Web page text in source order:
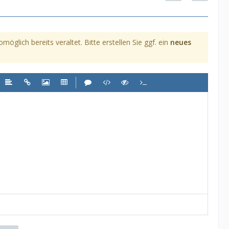
bereits veraltet. Bitte erstellen Sie ggf. ein neues